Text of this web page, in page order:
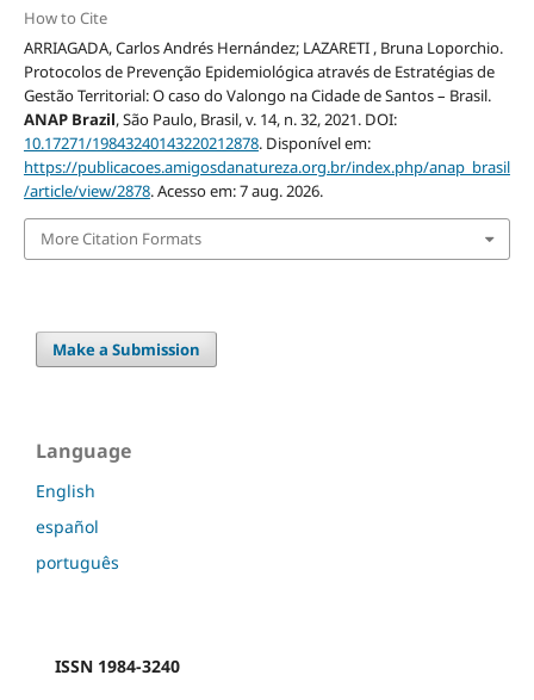
How to Cite
ARRIAGADA, Carlos Andrés Hernández; LAZARETI , Bruna Loporchio.
Protocolos de Prevenção Epidemiológica através de Estratégias de
Gestão Territorial: O caso do Valongo na Cidade de Santos – Brasil.
ANAP Brazil, São Paulo, Brasil, v. 14, n. 32, 2021. DOI:
10.17271/19843240143220212878. Disponível em:
https://publicacoes.amigosdanatureza.org.br/index.php/anap_brasil
/article/view/2878. Acesso em: 7 aug. 2026.
More Citation Formats
Make a Submission
Language
English
español
português
ISSN 1984-3240